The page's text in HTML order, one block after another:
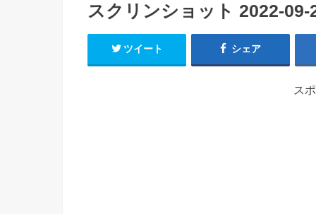
スクリンショット 2022-09-
ツイート シェア
ス